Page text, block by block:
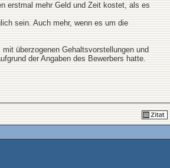
erstmal mehr Geld und Zeit kostet, als es
sein. Auch mehr, wenn es um die
überzogenen Gehaltsvorstellungen und
der Angaben des Bewerbers hatte.